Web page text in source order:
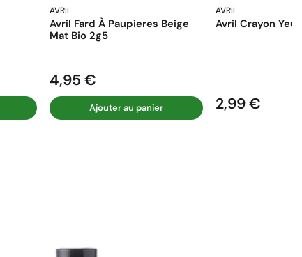
AVRIL
Avril Fard À Paupieres Beige
Mat Bio 2g5
Prix
4,95 €
Ajouter au panier
AVRIL
Avril Crayon
Prix
2,99 €